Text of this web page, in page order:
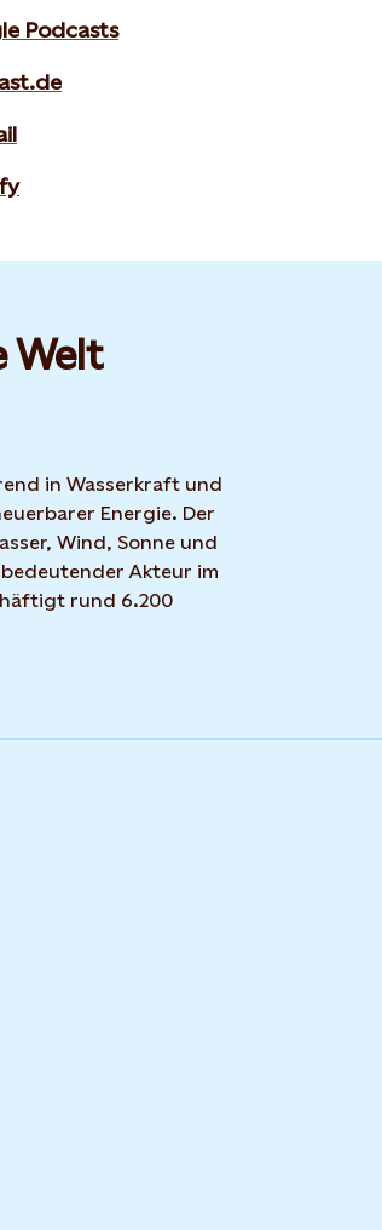
Podcasts
Welt
in Wasserkraft und
Energie. Der
Wind, Sonne und
Akteur im
rund 6.200